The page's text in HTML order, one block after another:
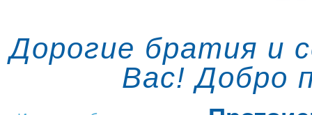
Дорогие братия и
Вас! Добро